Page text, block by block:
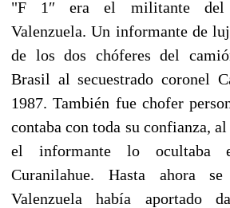
"F 1″ era el militante del
Valenzuela. Un informante de
de los dos chóferes del
Brasil al secuestrado coronel
1987. También fue chofer
contaba con toda su confianza,
el informante lo ocultaba
Curanilahue. Hasta ahora
Valenzuela había aportado